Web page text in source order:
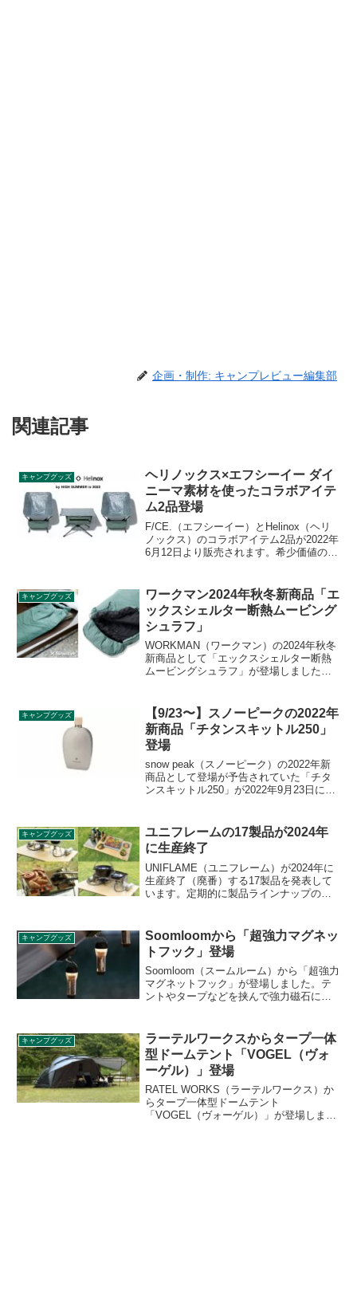
企画・制作: キャンプレビュー編集部
関連記事
キャンプグッズ
ヘリノックス×エフシーイー ダイ
ニーマ素材を使ったコラボアイテ
ム2品登場
F/CE.（エフシーイー）とHelinox（ヘリ
ノックス）のコラボアイテム2品が2022年
6月12日より販売されます。希少価値の高
も登場します。詳細をレビューします。
キャンプグッズ
ワークマン2024年秋冬新商品「エ
ックスシェルター断熱ムービング
シュラフ」
WORKMAN（ワークマン）の2024年秋冬
新商品として「エックスシェルター断熱
ムービングシュラフ」が登場しました。
XShelter（エックスシェルター）を採用
した寝袋です。詳細をレビューします。
キャンプグッズ
【9/23〜】スノーピークの2022年
新商品「チタンスキットル250」
登場
snow peak（スノーピーク）の2022年新
商品として登場が予告されていた「チタ
ンスキットル250」が2022年9月23日に発
のスキットルです。詳細をレビューしま
す。
キャンプグッズ
ユニフレームの17製品が2024年
に生産終了
UNIFLAME（ユニフレーム）が2024年に
生産終了（廃番）する17製品を発表して
います。定期的に製品ラインナップの見
伴い後続商品が出た旧製品などが廃番の
対象となっています。詳細をレビューし
ます。
キャンプグッズ
Soomloomから「超強力マグネッ
トフック」登場
Soomloom（スームルーム）から「超強力
マグネットフック」が登場しました。テ
ントやタープなどを挟んで強力磁石によ
型のLEDランタンなどを様々な場所に吊
り下げることができます。詳細をレビュ
ーします。
キャンプグッズ
ラーテルワークスからタープ一体
型ドームテント「VOGEL（ヴォ
ーゲル）」登場
RATEL WORKS（ラーテルワークス）か
らタープ一体型ドームテント
「VOGEL（ヴォーゲル）」が登場しまし